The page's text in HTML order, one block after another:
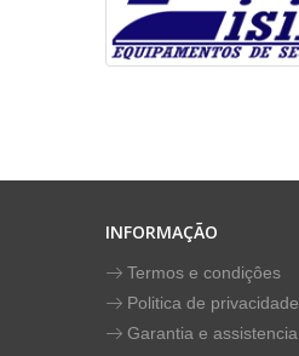
INFORMAÇÃO
Termos e condiçôes
Politica de privacidade
Garantia e assistencia